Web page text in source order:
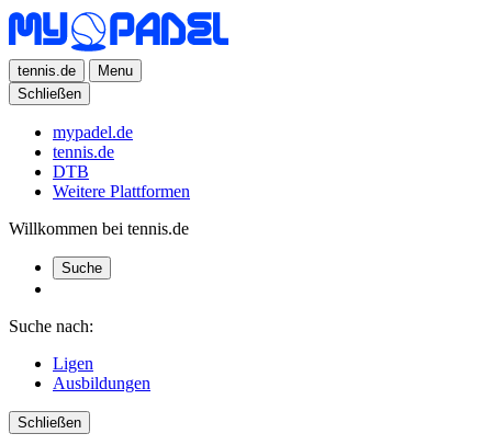
tennis.de
Menu
Schließen
mypadel.de
tennis.de
DTB
Weitere Plattformen
Willkommen bei tennis.de
Suche
Suche nach:
Ligen
Ausbildungen
Schließen